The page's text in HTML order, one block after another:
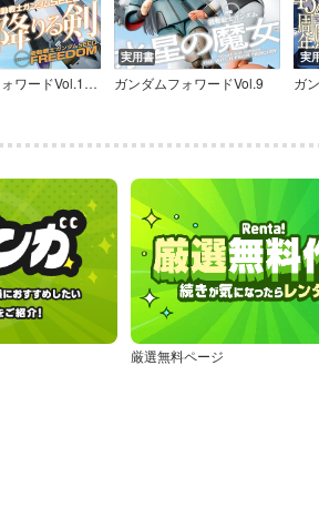
ガンダムフォワードVol.13 特集：機動戦士ガンダムSEED
実用書
ガンダムフォワードVol.9
実
ガ
厳選無料ページ